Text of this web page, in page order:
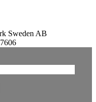
Sweden AB